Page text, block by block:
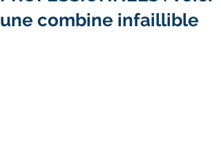
une combine infaillible